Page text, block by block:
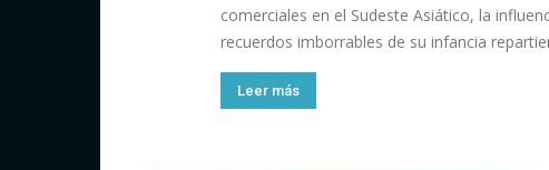
comerciales en el Sudeste Asiático, la
recuerdos imborrables de su infancia
Leer más